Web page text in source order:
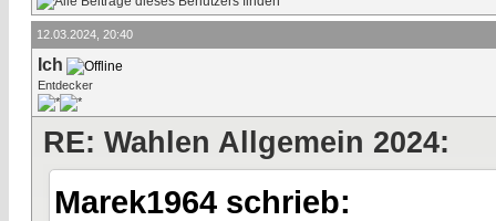
12.03.2024, 20:40
Ich
Entdecker
RE: Wahlen Allgemein 2024:
Marek1964 schrieb: